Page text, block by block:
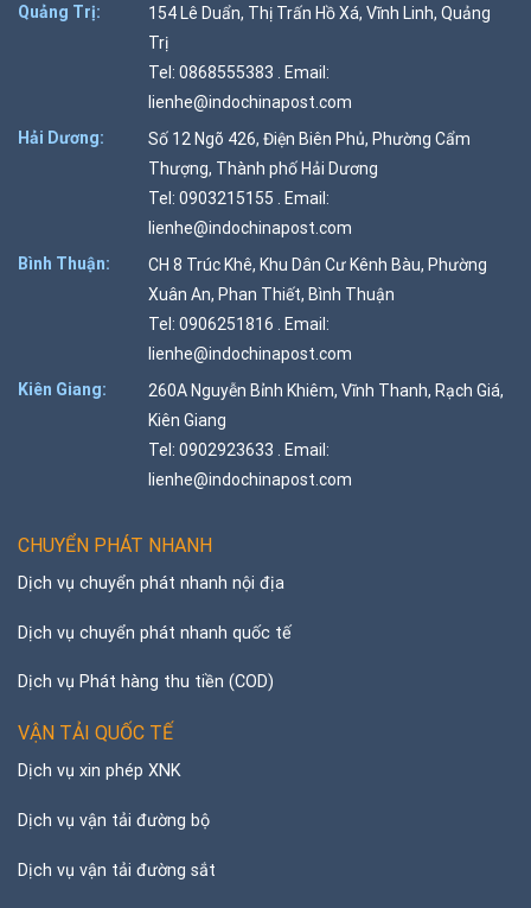
Quảng Trị:
154 Lê Duẩn, Thị Trấn Hồ Xá, Vĩnh Linh, Quảng
Trị
Tel: 0868555383 . Email:
lienhe@indochinapost.com
Hải Dương:
Số 12 Ngõ 426, Điện Biên Phủ, Phường Cẩm
Thượng, Thành phố Hải Dương
Tel: 0903215155 . Email:
lienhe@indochinapost.com
Bình Thuận:
CH 8 Trúc Khê, Khu Dân Cư Kênh Bàu, Phường
Xuân An, Phan Thiết, Bình Thuận
Tel: 0906251816 . Email:
lienhe@indochinapost.com
Kiên Giang:
260A Nguyễn Bỉnh Khiêm, Vĩnh Thanh, Rạch Giá,
Kiên Giang
Tel: 0902923633 . Email:
lienhe@indochinapost.com
CHUYỂN PHÁT NHANH
Dịch vụ chuyển phát nhanh nội địa
Dịch vụ chuyển phát nhanh quốc tế
Dịch vụ Phát hàng thu tiền (COD)
VẬN TẢI QUỐC TẾ
Dịch vụ xin phép XNK
Dịch vụ vận tải đường bộ
Dịch vụ vận tải đường sắt